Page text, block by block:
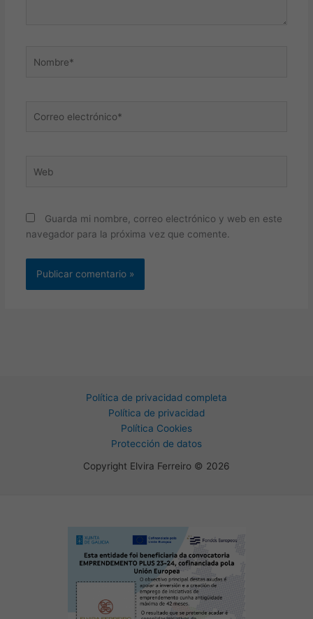
electrónico*
Guarda mi nombre, correo electrónico y web en este
navegador para la próxima vez que comente.
Política de privacidad completa
Política de privacidad
Política Cookies
Protección de datos
Copyright Elvira Ferreiro © 2026